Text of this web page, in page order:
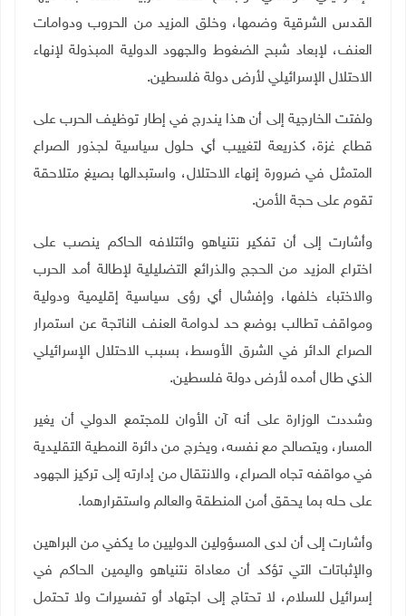
القدس الشرقية وضمها، وخلق المزيد من الحروب ودوامات
العنف، لإبعاد شبح الضغوط والجهود الدولية المبذولة لإنهاء
الاحتلال الإسرائيلي لأرض دولة فلسطين.
ولفتت الخارجية إلى أن هذا يندرج في إطار توظيف الحرب على
قطاع غزة، كذريعة لتغييب أي حلول سياسية لجذور الصراع
المتمثل في ضرورة إنهاء الاحتلال، واستبدالها بصيغ متلاحقة
تقوم على حجة الأمن.
وأشارت إلى أن تفكير نتنياهو وائتلافه الحاكم ينصب على
اختراع المزيد من الحجج والذرائع التضليلية لإطالة أمد الحرب
والاختباء خلفها، وإفشال أي رؤى سياسية إقليمية ودولية
ومواقف تطالب بوضع حد لدوامة العنف الناتجة عن استمرار
الصراع الدائر في الشرق الأوسط، بسبب الاحتلال الإسرائيلي
الذي طال أمده لأرض دولة فلسطين.
وشددت الوزارة على أنه آن الأوان للمجتمع الدولي أن يغير
المسار، ويتصالح مع نفسه، ويخرج من دائرة النمطية التقليدية
في مواقفه تجاه الصراع، والانتقال من إدارته إلى تركيز الجهود
على حله بما يحقق أمن المنطقة والعالم واستقرارهما.
وأشارت إلى أن لدى المسؤولين الدوليين ما يكفي من البراهين
والإثباتات التي تؤكد أن معاداة نتنياهو واليمين الحاكم في
إسرائيل للسلام، لا تحتاج إلى اجتهاد أو تفسيرات ولا تحتمل